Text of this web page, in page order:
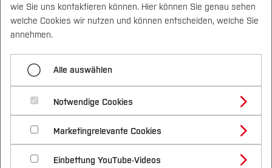
Campus Personen DE|EN Quicklinks
Studium
Studienangebote
Bachelorstudiengänge
Masterstudiengänge
Vor dem Studium
Bewerben & Einschreiben
Bewerbungsportal
Im Studium
Studienbüros und Prüfungen
Nach dem Studium
Forschung & Transfer
Profil
Forschungs- und Transferprofil
Schwerpunkte (FuT)
Beratung & Förderung
Nachhaltigkeit
Nachhaltigkeit studieren
International
Update des EnergyHubs - Mehr
Daten für Lehre und Forschung
wie Sie uns kontaktieren können. Hier können Sie genau sehen
welche Cookies wir nutzen und können entscheiden, welche Sie
annehmen.
Alle auswählen
Notwendige Cookies
Marketingrelevante Cookies
Einbettung YouTube-Videos